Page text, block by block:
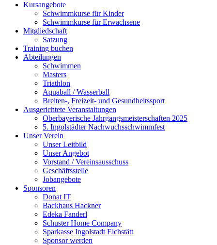
Kursangebote
Schwimmkurse für Kinder
Schwimmkurse für Erwachsene
Mitgliedschaft
Satzung
Training buchen
Abteilungen
Schwimmen
Masters
Triathlon
Aquaball / Wasserball
Breiten-, Freizeit- und Gesundheitssport
Ausgerichtete Veranstaltungen
Oberbayerische Jahrgangsmeisterschaften 2025
5. Ingolstädter Nachwuchsschwimmfest
Unser Verein
Unser Leitbild
Unser Angebot
Vorstand / Vereinsausschuss
Geschäftsstelle
Jobangebote
Sponsoren
Donat IT
Backhaus Hackner
Edeka Fanderl
Schuster Home Company
Sparkasse Ingolstadt Eichstätt
Sponsor werden